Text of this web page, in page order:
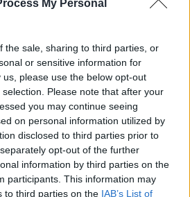
My Personal
the sale, sharing to third parties, or
or sensitive information for
please use the below opt-out
Please note that after your
you may continue seeing
on personal information utilized by
disclosed to third parties prior to
opt-out of the further
information by third parties on the
participants. This information may
to third parties on the IAB’s List of